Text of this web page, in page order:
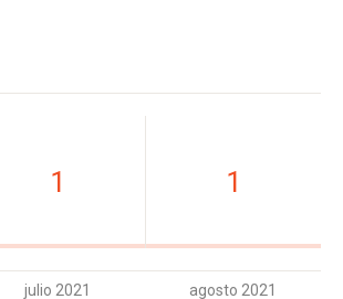
1
julio 2021
1
agosto 2021